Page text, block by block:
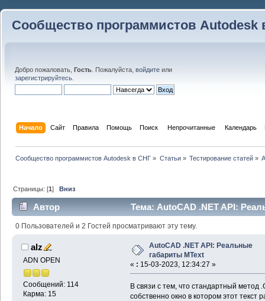
Сообщество программистов Autodesk
Добро пожаловать, Гость . Пожалуйста, войдите или
зарегистрируйтесь
Начало Сайт Правила Помощь Поиск Непрочитанные Календарь
Сообщество программистов Autodesk в СНГ » Статьи» Тестирование статей»
Страницы: [1]Вниз
Автор
Тема: AutoCAD .NET API:
49713 раз)
0 Пользователей и 2 Гостей просматривают эту тему.
alz
ADN OPEN
Сообщений: 114
Карма: 15
AutoCAD .NET API: Реальные
габариты MText
« : 15-03-2023, 12:34:27 »
В связи с тем, что стандартный метод
собственно окно в котором этот текст